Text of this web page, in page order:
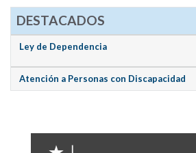
DESTACADOS
Ley de Dependencia
Atención a Personas con Discapacidad